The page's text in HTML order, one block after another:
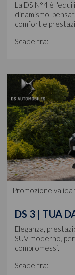
La DS N°4 è
dinamismo,
comfort e
Scade tra:
Promozione valida
DS 3 | TUA
Eleganza,
SUV moderno,
compromessi.
Scade tra: